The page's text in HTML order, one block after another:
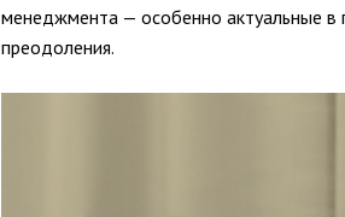
менеджмента — особенно актуальные в
преодоления.